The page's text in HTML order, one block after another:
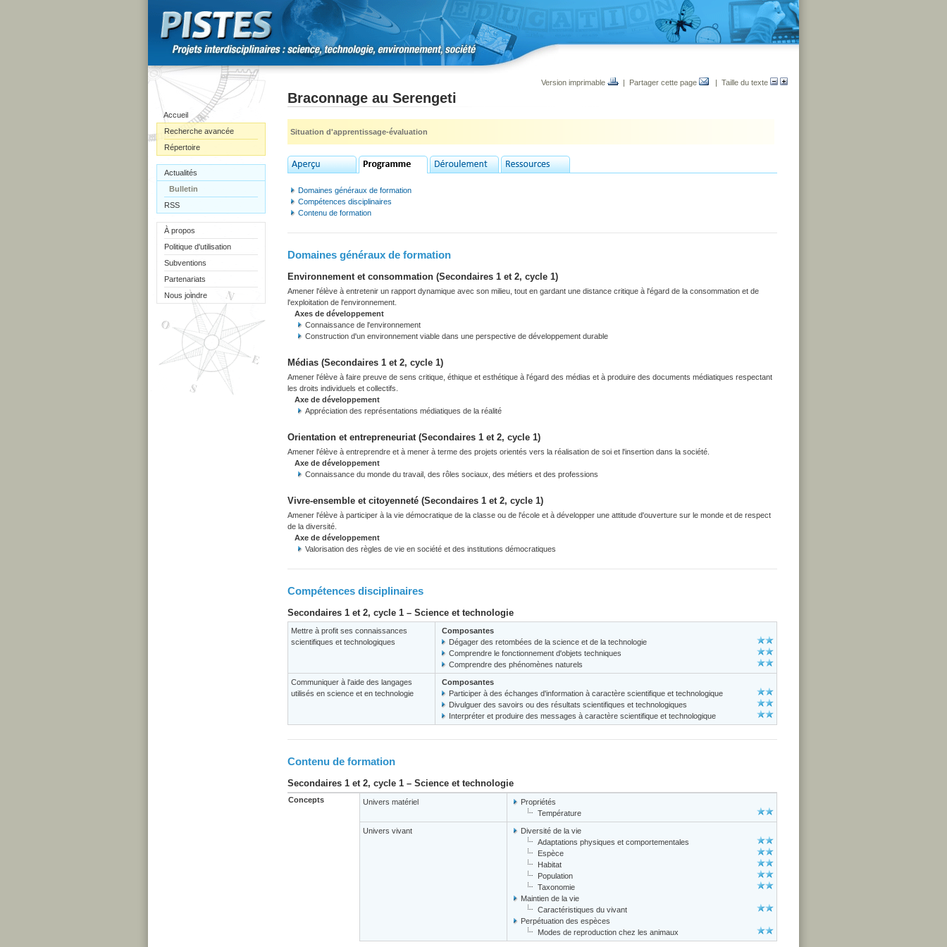
Accueil
Recherche avancée
Répertoire
Actualités
Bulletin
RSS
À propos
Politique d'utilisation
Subventions
Partenariats
Nous joindre
Version imprimable | Partager cette page | Taille du texte
Braconnage au Serengeti
Situation d'apprentissage-évaluation
Domaines généraux de formation
Compétences disciplinaires
Contenu de formation
Domaines généraux de formation
Environnement et consommation (Secondaires 1 et 2, cycle 1)
Amener l'élève à entretenir un rapport dynamique avec son milieu, tout en gardant une distance critique à l'égard de la consommation et de
l'exploitation de l'environnement.
Axes de développement
Connaissance de l'environnement
Construction d'un environnement viable dans une perspective de développement durable
Médias (Secondaires 1 et 2, cycle 1)
Amener l'élève à faire preuve de sens critique, éthique et esthétique à l'égard des médias et à produire des documents médiatiques respectant
les droits individuels et collectifs.
Axe de développement
Appréciation des représentations médiatiques de la réalité
Orientation et entrepreneuriat (Secondaires 1 et 2, cycle 1)
Amener l'élève à entreprendre et à mener à terme des projets orientés vers la réalisation de soi et l'insertion dans la société.
Axe de développement
Connaissance du monde du travail, des rôles sociaux, des métiers et des professions
Vivre-ensemble et citoyenneté (Secondaires 1 et 2, cycle 1)
Amener l'élève à participer à la vie démocratique de la classe ou de l'école et à développer une attitude d'ouverture sur le monde et de respect
de la diversité.
Axe de développement
Valorisation des règles de vie en société et des institutions démocratiques
Compétences disciplinaires
Secondaires 1 et 2, cycle 1 – Science et technologie
Mettre à profit ses connaissances
scientifiques et technologiques
Composantes
Dégager des retombées de la science et de la technologie
Comprendre le fonctionnement d'objets techniques
Comprendre des phénomènes naturels
Communiquer à l'aide des langages
utilisés en science et en technologie
Composantes
Participer à des échanges d'information à caractère scientifique et technologique
Divulguer des savoirs ou des résultats scientifiques et technologiques
Interpréter et produire des messages à caractère scientifique et technologique
Contenu de formation
Secondaires 1 et 2, cycle 1 – Science et technologie
Concepts Univers matériel
Propriétés
Température
Univers vivant
Diversité de la vie
Adaptations physiques et comportementales
Espèce
Habitat
Population
Taxonomie
Maintien de la vie
Caractéristiques du vivant
Perpétuation des espèces
Modes de reproduction chez les animaux